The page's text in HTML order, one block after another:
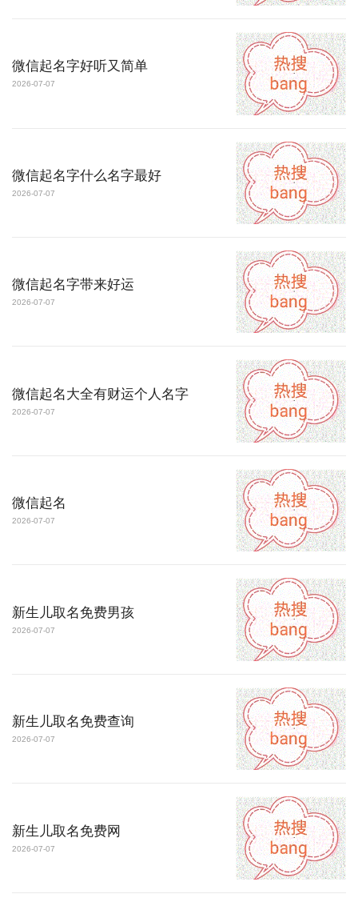
微信起名字好听又简单
2026-07-07
微信起名字什么名字最好
2026-07-07
微信起名字带来好运
2026-07-07
微信起名大全有财运个人名字
2026-07-07
微信起名
2026-07-07
新生儿取名免费男孩
2026-07-07
新生儿取名免费查询
2026-07-07
新生儿取名免费网
2026-07-07